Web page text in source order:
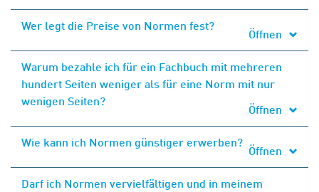
Wer legt die Preise von Normen fest?
Öffnen
Warum bezahle ich für ein Fachbuch mit mehreren
hundert Seiten weniger als für eine Norm mit nur
wenigen Seiten?
Öffnen
Wie kann ich Normen günstiger erwerben?
Öffnen
Darf ich Normen vervielfältigen und in meinem